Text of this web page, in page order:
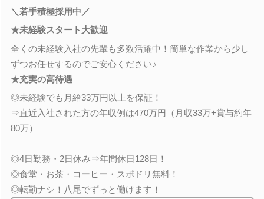
＼若手積極採用中／
★未経験スタート大歓迎
全くの未経験入社の先輩も多数活躍中！簡単な作業から少し
ずつお任せするのでご安心ください♪
★充実の高待遇
◎未経験でも月給33万円以上を保証！
⇒直近入社された方の年収例は470万円（月収33万+賞与約年
80万）
◎4日勤務・2日休み⇒年間休日128日！
◎食堂・お茶・コーヒー・スポドリ無料！
◎転勤ナシ！八尾でずっと働けます！